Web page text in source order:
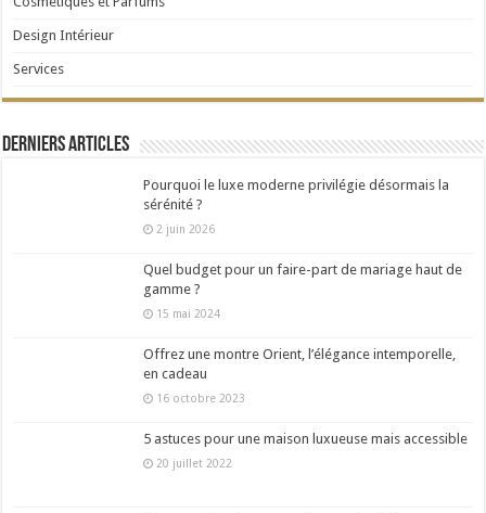
Design Intérieur
Services
Derniers articles
Pourquoi le luxe moderne privilégie désormais la
sérénité ?
2 juin 2026
Quel budget pour un faire-part de mariage haut de
gamme ?
15 mai 2024
Offrez une montre Orient, l’élégance intemporelle,
en cadeau
16 octobre 2023
5 astuces pour une maison luxueuse mais accessible
20 juillet 2022